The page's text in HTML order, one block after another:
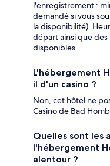
l'enregistrement :
demandé si vous
la disponibilité).
départ ainsi que
disponibles.
L'hébergement
il d'un casino ?
Non, cet hôtel ne
Casino de Bad
Quelles sont les
l'hébergement
alentour ?